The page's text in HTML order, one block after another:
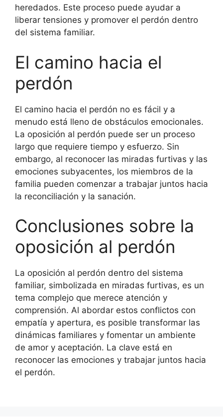
heredados. Este proceso puede ayudar a
liberar tensiones y promover el perdón dentro
del sistema familiar.
El camino hacia el
perdón
El camino hacia el perdón no es fácil y a
menudo está lleno de obstáculos emocionales.
La oposición al perdón puede ser un proceso
largo que requiere tiempo y esfuerzo. Sin
embargo, al reconocer las miradas furtivas y las
emociones subyacentes, los miembros de la
familia pueden comenzar a trabajar juntos hacia
la reconciliación y la sanación.
Conclusiones sobre la
oposición al perdón
La oposición al perdón dentro del sistema
familiar, simbolizada en miradas furtivas, es un
tema complejo que merece atención y
comprensión. Al abordar estos conflictos con
empatía y apertura, es posible transformar las
dinámicas familiares y fomentar un ambiente
de amor y aceptación. La clave está en
reconocer las emociones y trabajar juntos hacia
el perdón.